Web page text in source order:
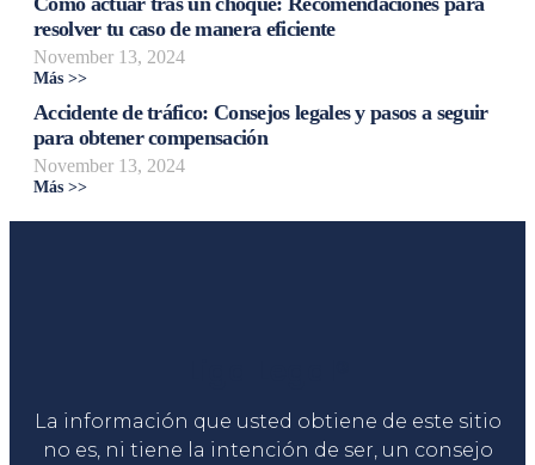
resolver tu caso de manera eficiente
November 13, 2024
Más >>
Accidente de tráfico: Consejos legales y pasos a seguir
para obtener compensación
November 13, 2024
Más >>
La información que usted obtiene de este sitio
no es, ni tiene la intención de ser, un consejo